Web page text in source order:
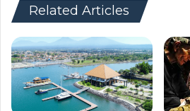
Related Articles